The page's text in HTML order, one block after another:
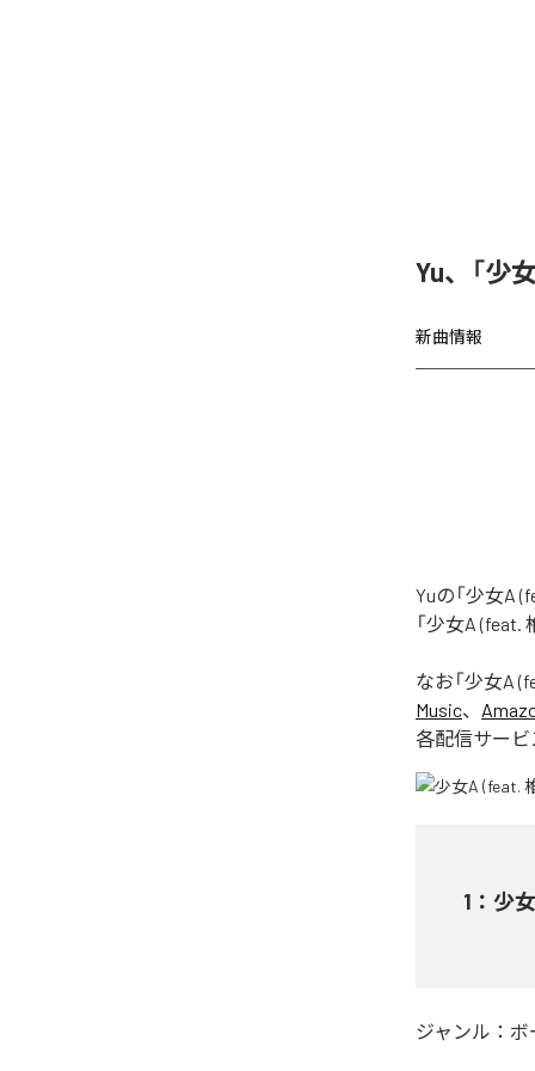
Yu、「少
新曲情報
Yuの「少女A
「少女A
なお「少女A
Music、
各配信サービ
1 ： 少
ジャンル： ボ